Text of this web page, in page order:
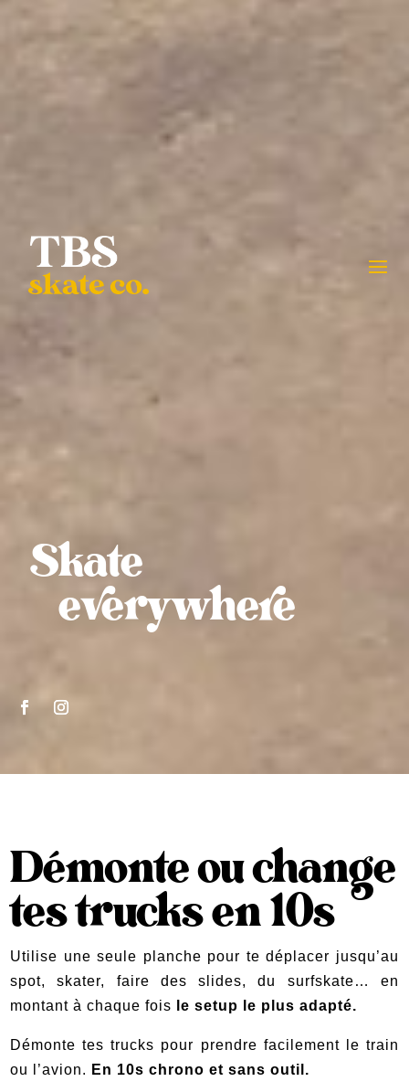
Skate
everywhere
Démonte ou change
tes trucks en 10s
Utilise une seule planche pour te déplacer jusqu’au
spot, skater, faire des slides, du surfskate… en
montant à chaque fois
le setup le plus adapté.
Démonte tes trucks pour prendre facilement le train
ou l’avion. En 10s chrono et sans outil.